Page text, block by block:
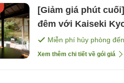
[Giảm giá phút
đêm với Kaiseki
tối]Miễn phí hủy phòng đến
Xem thêm chi tiết về gói giá